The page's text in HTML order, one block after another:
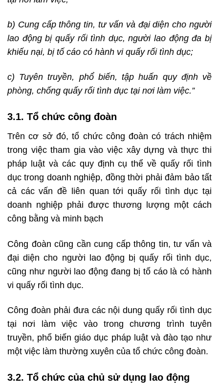
b) Cung cấp thông tin, tư vấn và đại diện cho người
lao động bị quấy rối tình dục, người lao động đa bị
khiếu nại, bị tố cáo có hành vi quấy rối tình dục;
c) Tuyên truyền, phổ biến, tập huấn quy định về
phòng, chống quấy rối tình dục tại nơi làm việc.”
3.1. Tổ chức công đoàn
Trên cơ sở đó, tổ chức công đoàn có trách nhiệm
trong việc tham gia vào việc xây dựng và thực thi
pháp luật và các quy định cụ thể về quấy rối tình
dục trong doanh nghiệp, đồng thời phải đảm bảo tất
cả các vấn đề liên quan tới quấy rối tình dục tại
doanh nghiệp phải được thương lượng một cách
công bằng và minh bạch
Công đoàn cũng cần cung cấp thông tin, tư vấn và
đại diện cho người lao động bị quấy rối tình dục,
cũng như người lao động đang bị tố cáo là có hành
vi quấy rối tình dục.
Công đoàn phải đưa các nội dung quấy rối tình dục
tại nơi làm việc vào trong chương trình tuyên
truyền, phổ biến giáo dục pháp luật và đào tạo như
một việc làm thường xuyên của tổ chức công đoàn.
3.2. Tổ chức của chủ sử dụng lao động